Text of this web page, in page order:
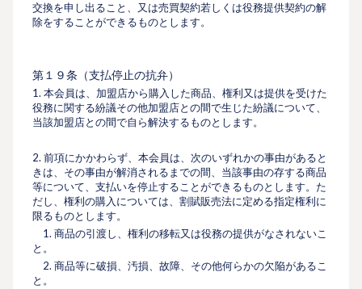
交換を申し出ること、又は売買契約若しくは役務提供契約の解
除をすることができるものとします。
第１９条（⽀払停⽌の抗弁）
1. 本会員は、加盟店から購⼊した商品、権利又は提供を受けた
役務に関する紛議その他加盟店との間で⽣じた紛議について、
当該加盟店との間で⾃ら解決するものとします。
2. 前項にかかわらず、本会員は、次のいずれかの事由があると
きは、その事由が解消されるまでの間、当該事由の存する商品
等について、⽀払いを停⽌することができるものとします。た
だし、権利の購⼊については、割賦販売法に定める指定権利に
限るものとします。
1. 商品の引渡し、権利の移転又は役務の提供がなされないこ
と。
2. 商品等に破損、汚損、故障、その他何らかの⽋陥があるこ
と。